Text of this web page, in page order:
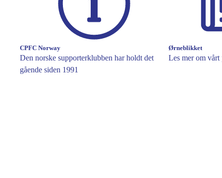
CPFC Norway
Den norske supporterklubben har holdt det
gående siden 1991
Ørneblikket
Les mer om vårt